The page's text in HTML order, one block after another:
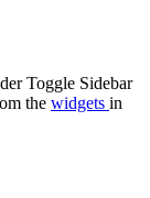
Toggle Sidebar
the widgets in